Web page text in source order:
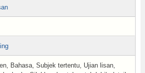
Bahasa, Subjek tertentu, Ujian lisan,